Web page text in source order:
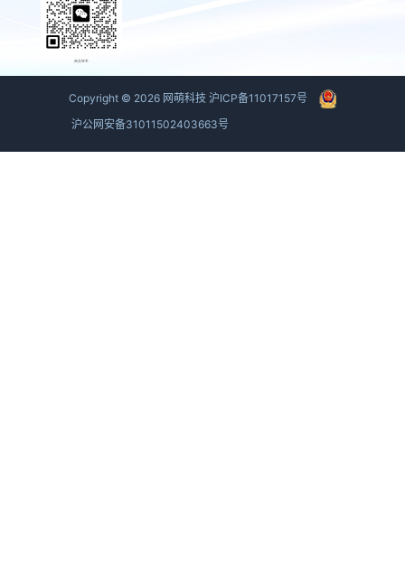
商务联系
Copyright © 2026 网萌科技 沪ICP备11017157号
沪公网安备31011502403663号